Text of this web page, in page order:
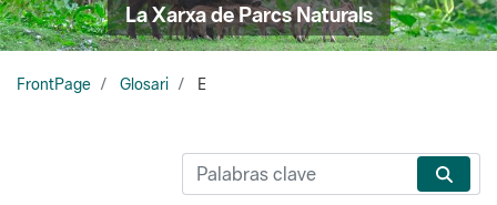
La Xarxa de Parcs Naturals
FrontPage Glosari E